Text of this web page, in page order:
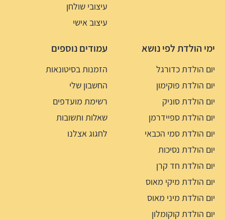
עיצובי שולחן
עיצוב אישי
ימי הולדת לפי נושא
יום הולדת כדורגל
יום הולדת פוקימון
יום הולדת סוניק
יום הולדת ספיידרמן
יום הולדת סמי הכבאי
יום הולדת נסיכות
יום הולדת חד קרן
יום הולדת מיקי מאוס
יום הולדת מיני מאוס
יום הולדת קוקומלון
עמודים נוספים
הזמנות בסיטונאות
החשבון שלי
רשימת מועדפים
שאלות ותשובות
לחגוג אצלנו